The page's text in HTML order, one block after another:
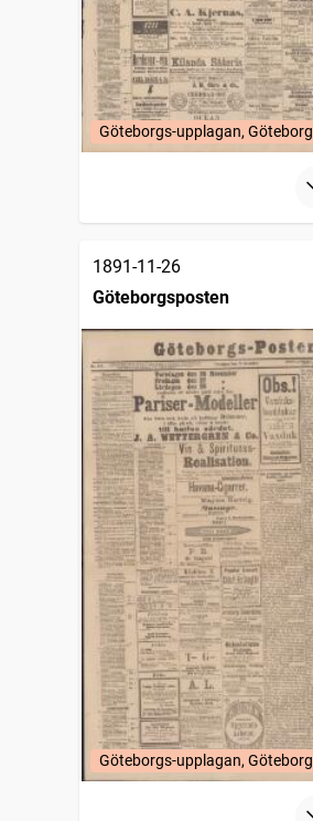
Göteborgs-upplagan, Göteborg
1891-11-26
Göteborgsposten
Göteborgs-upplagan, Göteborg